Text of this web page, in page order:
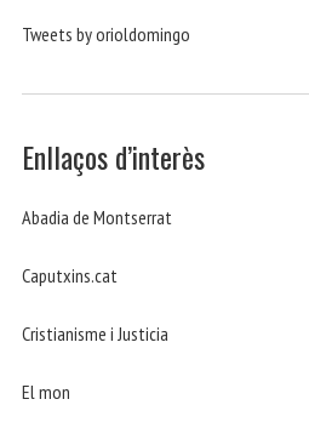
Tweets by orioldomingo
Enllaços d’interès
Abadia de Montserrat
Caputxins.cat
Cristianisme i Justicia
El mon